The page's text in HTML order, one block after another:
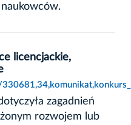
licencjackie,
zagadnień
rozwojem lub